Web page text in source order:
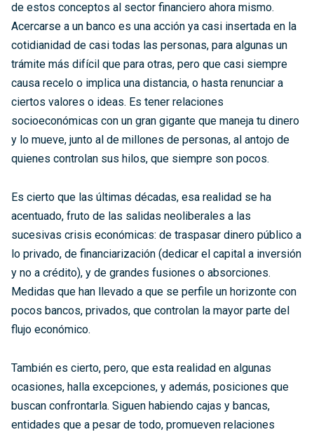
de estos conceptos al sector financiero ahora mismo.
Acercarse a un banco es una acción ya casi insertada en la
cotidianidad de casi todas las personas, para algunas un
trámite más difícil que para otras, pero que casi siempre
causa recelo o implica una distancia, o hasta renunciar a
ciertos valores o ideas. Es tener relaciones
socioeconómicas con un gran gigante que maneja tu dinero
y lo mueve, junto al de millones de personas, al antojo de
quienes controlan sus hilos, que siempre son pocos.
Es cierto que las últimas décadas, esa realidad se ha
acentuado, fruto de las salidas neoliberales a las
sucesivas crisis económicas: de traspasar dinero público a
lo privado, de financiarización (dedicar el capital a inversión
y no a crédito), y de grandes fusiones o absorciones.
Medidas que han llevado a que se perfile un horizonte con
pocos bancos, privados, que controlan la mayor parte del
flujo económico.
También es cierto, pero, que esta realidad en algunas
ocasiones, halla excepciones, y además, posiciones que
buscan confrontarla. Siguen habiendo cajas y bancas,
entidades que a pesar de todo, promueven relaciones